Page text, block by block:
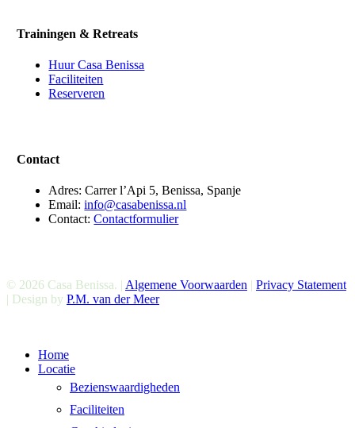
Trainingen & Retreats
Huur Casa Benissa
Faciliteiten
Reserveren
Contact
Adres: Carrer l’Api 5, Benissa, Spanje
Email:info@casabenissa.nl
Contact:Contactformulier
© 2026 Casa Benissa. | Algemene Voorwaarden | Privacy Statement
| Design by P.M. van der Meer
Menu
sluiten
Home
Locatie
Bezienswaardigheden
Faciliteiten